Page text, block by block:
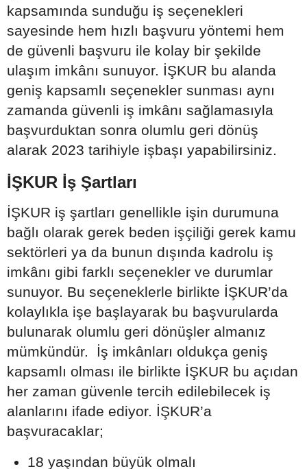
kapsamında sunduğu iş seçenekleri
sayesinde hem hızlı başvuru yöntemi hem
de güvenli başvuru ile kolay bir şekilde
ulaşım imkânı sunuyor. İŞKUR bu alanda
geniş kapsamlı seçenekler sunması aynı
zamanda güvenli iş imkânı sağlamasıyla
başvurduktan sonra olumlu geri dönüş
alarak 2023 tarihiyle işbaşı yapabilirsiniz.
İŞKUR İş Şartları
İŞKUR iş şartları genellikle işin durumuna
bağlı olarak gerek beden işçiliği gerek kamu
sektörleri ya da bunun dışında kadrolu iş
imkânı gibi farklı seçenekler ve durumlar
sunuyor. Bu seçeneklerle birlikte İŞKUR’da
kolaylıkla işe başlayarak bu başvurularda
bulunarak olumlu geri dönüşler almanız
mümkündür. İş imkânları oldukça geniş
kapsamlı olması ile birlikte İŞKUR bu açıdan
her zaman güvenle tercih edilebilecek iş
alanlarını ifade ediyor. İŞKUR’a
başvuracaklar;
18 yaşından büyük olmalı